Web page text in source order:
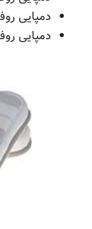
دمپایی
دمپایی